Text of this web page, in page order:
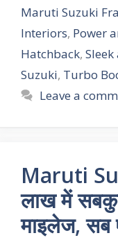
Maruti Suzuki
Interiors, Power
Hatchback,
Suzuki, Turbo
Leave a
Maruti
लाख में
माइलेज, सब